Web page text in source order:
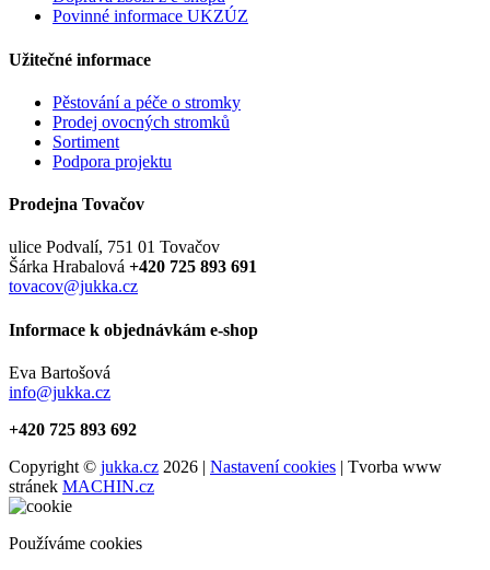
Povinné informace UKZÚZ
Užitečné informace
Pěstování a péče o stromky
Prodej ovocných stromků
Sortiment
Podpora projektu
Prodejna Tovačov
ulice Podvalí, 751 01 Tovačov
Šárka Hrabalová +420 725 893 691
tovacov@jukka.cz
Informace k objednávkám e-shop
Eva Bartošová
info@jukka.cz
+420 725 893 692
Copyright © jukka.cz 2026 | Nastavení cookies | Tvorba www
stránek MACHIN.cz
Používáme cookies